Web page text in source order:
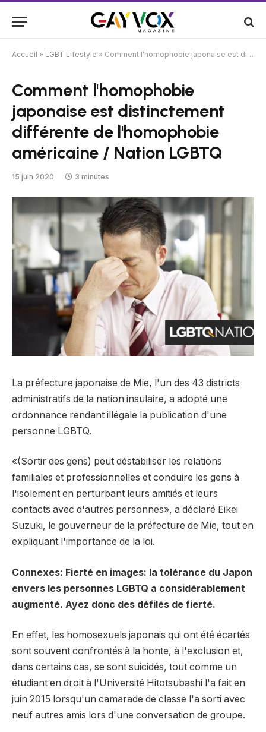
Accueil » LGBT Lifestyle » Comment l'homophobie japonaise est distinctement différente de l'homophobie américaine / Nation LGBTQ
Comment l'homophobie
japonaise est distinctement
différente de l'homophobie
américaine / Nation LGBTQ
15 juin 2020 3 minutes
La préfecture japonaise de Mie, l'un des 43 districts
administratifs de la nation insulaire, a adopté une
ordonnance rendant illégale la publication d'une
personne LGBTQ.
«(Sortir des gens) peut déstabiliser les relations
familiales et professionnelles et conduire les gens à
l'isolement en perturbant leurs amitiés et leurs
contacts avec d'autres personnes», a déclaré Eikei
Suzuki, le gouverneur de la préfecture de Mie, tout en
expliquant l'importance de la loi.
Connexes: Fierté en images: la tolérance du Japon
envers les personnes LGBTQ a considérablement
augmenté. Ayez donc des défilés de fierté.
En effet, les homosexuels japonais qui ont été écartés
sont souvent confrontés à la honte, à l'exclusion et,
dans certains cas, se sont suicidés, tout comme un
étudiant en droit à l'Université Hitotsubashi l'a fait en
juin 2015 lorsqu'un camarade de classe l'a sorti avec
neuf autres amis lors d'une conversation de groupe.